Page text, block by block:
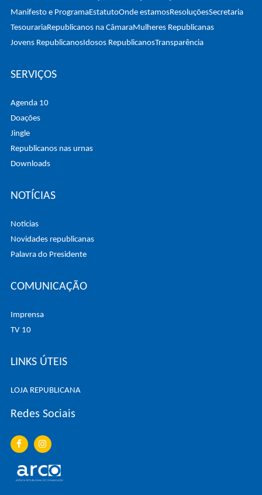
Manifesto e ProgramaEstatutoOnde estamosResoluçõesSecretaria
TesourariaRepublicanos na CâmaraMulheres Republicanas
Jovens RepublicanosIdosos RepublicanosTransparência
SERVIÇOS
Agenda 10
Doações
Jingle
Republicanos nas urnas
Downloads
NOTÍCIAS
Noticias
Novidades republicanas
Palavra do Presidente
COMUNICAÇÃO
Imprensa
TV 10
LINKS ÚTEIS
LOJA REPUBLICANA
Redes Sociais